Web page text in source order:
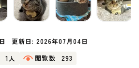
更新日: 2026年07月04日
1人 閲覧数 293